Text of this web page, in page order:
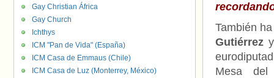
También
Gutiérrez y
Mesa
Gay Christian África
Gay Church
Ichthys
ICM "Pan de Vida" (España)
ICM Casa de Emmaus (Chile)
ICM Casa de Luz (Monterrey, México)